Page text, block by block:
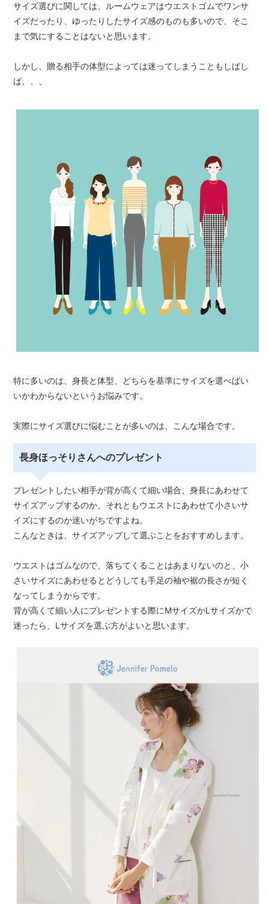
サイズ選びに関しては、ルームウェアはウエストゴムでワンサ
イズだったり、ゆったりしたサイズ感のものも多いので、そこ
まで気にすることはないと思います。
しかし、贈る相手の体型によっては迷ってしまうこともしばし
ば、、、
特に多いのは、身長と体型、どちらを基準にサイズを選べばい
いかわからないというお悩みです。
実際にサイズ選びに悩むことが多いのは、こんな場合です。
長身ほっそりさんへのプレゼント
プレゼントしたい相手が背が高くて細い場合、身長にあわせて
サイズアップするのか、それともウエストにあわせて小さいサ
イズにするのか迷いがちですよね。
こんなときは、サイズアップして選ぶことをおすすめします。
ウエストはゴムなので、落ちてくることはあまりないのと、小
さいサイズにあわせるとどうしても手足の袖や裾の長さが短く
なってしまうからです。
背が高くて細い人にプレゼントする際にMサイズかLサイズかで
迷ったら、Lサイズを選ぶ方がよいと思います。